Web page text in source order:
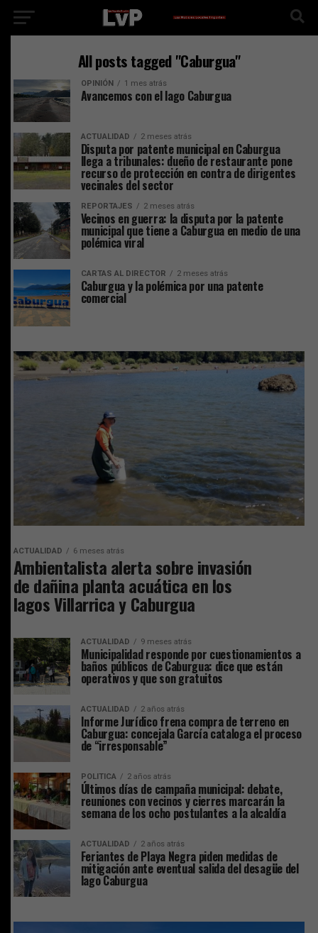
All posts tagged "Caburgua"
OPINIÓN 1 mes atrás
Avancemos con el lago Caburgua
ACTUALIDAD 2 meses atrás
Disputa por patente municipal en Caburgua
llega a tribunales: dueño de restaurante pone
recurso de protección en contra de dirigentes
vecinales del sector
REPORTAJES 2 meses atrás
Vecinos en guerra: la disputa por la patente
municipal que tiene a Caburgua en medio de una
polémica viral
CARTAS AL DIRECTOR 2 meses atrás
Caburgua y la polémica por una patente
comercial
ACTUALIDAD 6 meses atrás
Ambientalista alerta sobre invasión
de dañina planta acuática en los
lagos Villarrica y Caburgua
ACTUALIDAD 9 meses atrás
Municipalidad responde por cuestionamientos a
baños públicos de Caburgua: dice que están
operativos y que son gratuitos
ACTUALIDAD 2 años atrás
Informe Jurídico frena compra de terreno en
Caburgua: concejala García cataloga el proceso
de “irresponsable”
POLITICA 2 años atrás
Últimos días de campaña municipal: debate,
reuniones con vecinos y cierres marcarán la
semana de los ocho postulantes a la alcaldía
ACTUALIDAD 2 años atrás
Feriantes de Playa Negra piden medidas de
mitigación ante eventual salida del desagüe del
lago Caburgua